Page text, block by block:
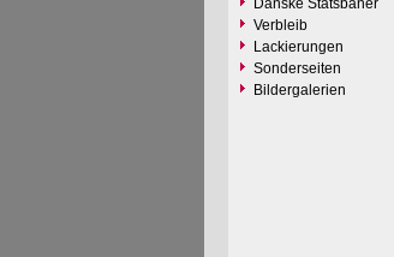
Danske Statsbaner
Verbleib
Lackierungen
Sonderseiten
Bildergalerien